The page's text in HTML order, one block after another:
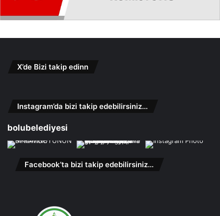
X’de Bizi takip edinn
Instagram’da bizi takip edebilirsiniz…
bolubelediyesi
Facebook’ta bizi takip edebilirsiniz…